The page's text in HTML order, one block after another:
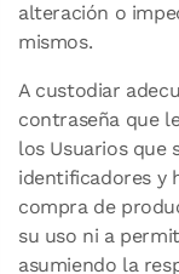
alteración o
mismos.
A custodiar
contraseña que
los Usuarios que
identificadores y
compra de
su uso ni a
asumiendo la